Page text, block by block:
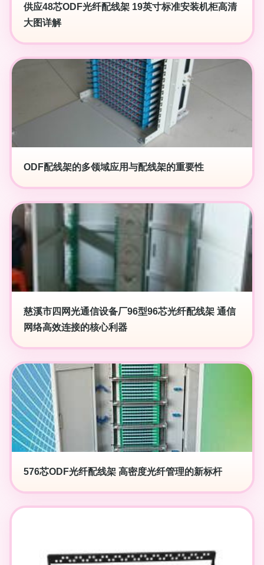
供应48芯ODF光纤配线架 19英寸标准安装机柜高清
大图详解
ODF配线架的多领域应用与配线架的重要性
慈溪市四网光通信设备厂96型96芯光纤配线架 通信
网络高效连接的核心利器
576芯ODF光纤配线架 高密度光纤管理的新标杆